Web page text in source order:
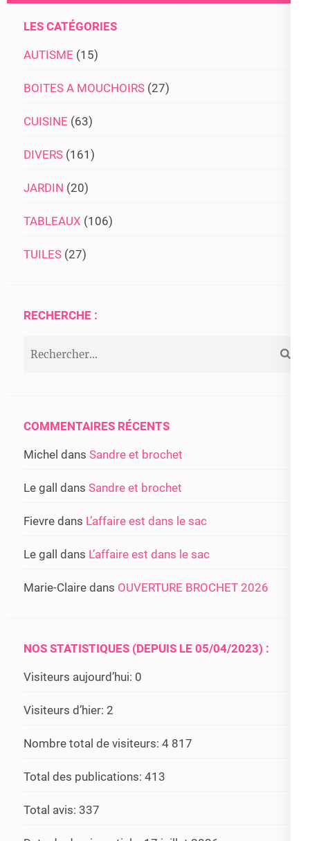
LES CATÉGORIES
AUTISME (15)
BOITES A MOUCHOIRS (27)
CUISINE (63)
DIVERS (161)
JARDIN (20)
TABLEAUX (106)
TUILES (27)
RECHERCHE :
COMMENTAIRES RÉCENTS
Michel dans Sandre et brochet
Le gall dans Sandre et brochet
Fievre dans L’affaire est dans le sac
Le gall dans L’affaire est dans le sac
Marie-Claire dans OUVERTURE BROCHET 2026
NOS STATISTIQUES (DEPUIS LE 05/04/2023) :
Visiteurs aujourd’hui: 0
Visiteurs d’hier: 2
Nombre total de visiteurs: 4 817
Total des publications: 413
Total avis: 337